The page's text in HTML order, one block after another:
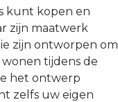
kunt kopen en
zijn maatwerk
zijn ontworpen om
tijdens de
het ontwerp
zelfs uw eigen